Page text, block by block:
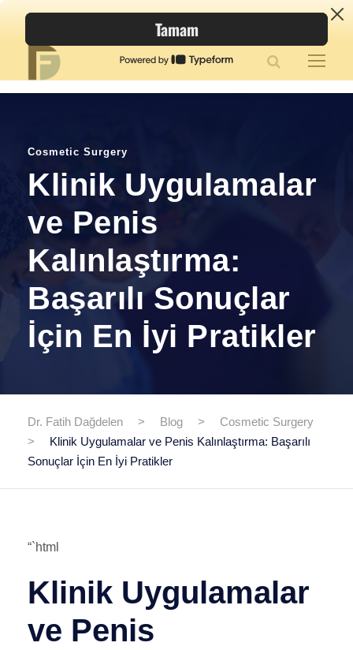
Cosmetic Surgery
Klinik Uygulamalar
ve Penis
Kalınlaştırma:
Başarılı Sonuçlar
İçin En İyi Pratikler
Dr. Fatih Dağdelen > Blog >
Cosmetic Surgery
>
Klinik Uygulamalar ve Penis Kalınlaştırma: Başarılı
Sonuçlar İçin En İyi Pratikler
“`html
Klinik Uygulamalar
ve Penis